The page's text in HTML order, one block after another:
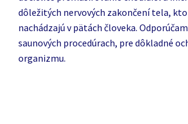
dôležitých nervových zakončení tela,
nachádzajú v pätách človeka.
saunových procedúrach, pre dôkladné
organizmu.